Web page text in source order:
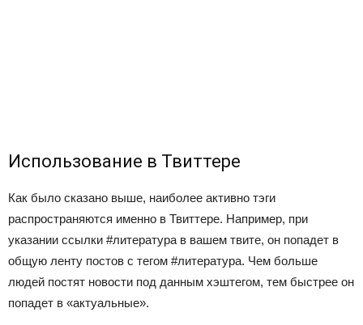
Использование в Твиттере
Как было сказано выше, наиболее активно тэги
распространяются именно в Твиттере. Например, при
указании ссылки #литература в вашем твите, он попадет в
общую ленту постов с тегом #литература. Чем больше
людей постят новости под данным хэштегом, тем быстрее он
попадет в «актуальные».